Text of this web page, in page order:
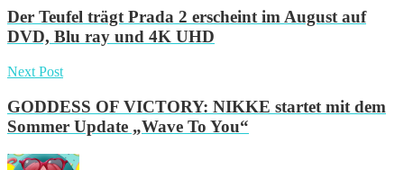
Der Teufel trägt Prada 2 erscheint im August auf
DVD, Blu ray und 4K UHD
Next Post
GODDESS OF VICTORY: NIKKE startet mit dem
Sommer Update „Wave To You“